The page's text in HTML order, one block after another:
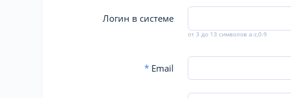
Логин в системе
от 3 до 13 символов a-z,0-9
*Email